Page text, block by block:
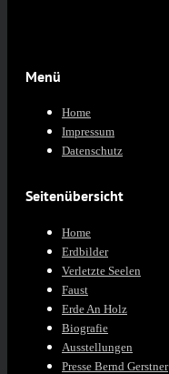
Menü
Home
Impressum
Datenschutz
Seitenübersicht
Home
Erdbilder
Verletzte Seelen
Faust
Erde An Holz
Biografie
Ausstellungen
Presse Bernd Gerstner